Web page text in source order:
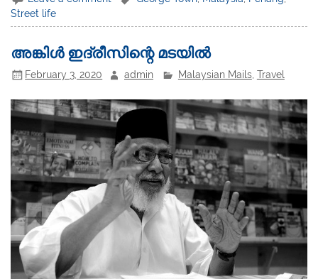
Street life
അങ്കിൾ ഇദ്‌രീസിന്റെ മടയിൽ
February 3, 2020 admin Malaysian Mails, Travel